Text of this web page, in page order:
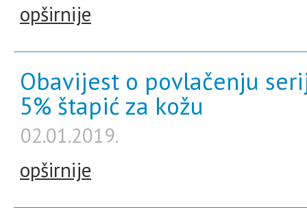
opširnije
Obavijest o povlačenju
5% štapić za kožu
02.01.2019.
opširnije